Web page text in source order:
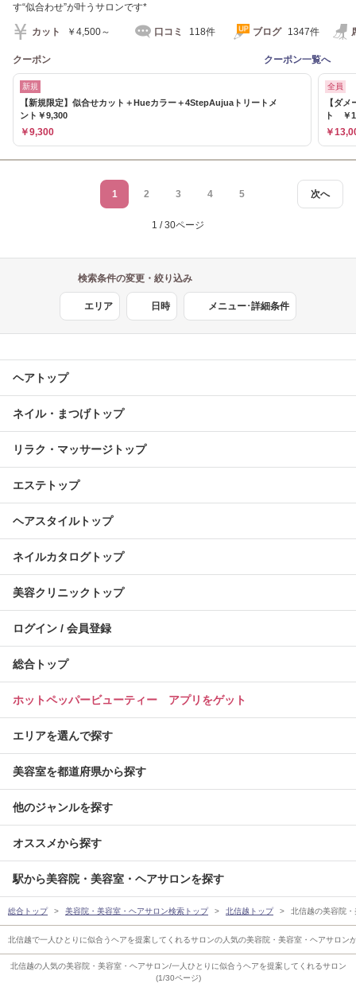
北信越の人気の美容院・美容室・ヘアサロン/一人ひとりに似合うヘアを提案してくれるサロン
(1/30ページ)
す“似合わせ”が叶うサロンです*
カット ￥4,500～ 口コミ 118件 ブログ 1347件
クーポン クーポン一覧へ
新規
【新規限定】似合せカット＋Hueカラー＋4StepAujuaトリートメ
ント￥9,300
￥9,300
全員
【ダ
ト ￥
￥
次へ
1 2 3 4 5
1 / 30ページ
検索条件の変更・絞り込み
エリア 日時 メニュー･詳細条件
ヘアトップ
ネイル・まつげトップ
リラク・マッサージトップ
エステトップ
ヘアスタイルトップ
ネイルカタログトップ
美容クリニックトップ
ログイン / 会員登録
総合トップ
ホットペッパービューティー アプリをゲット
エリアを選んで探す
美容室を都道府県から探す
他のジャンルを探す
オススメから探す
駅から美容院・美容室・ヘアサロンを探す
総合トップ 美容院・美容室・ヘアサロン検索トップ 北信越トップ 北信越の美容院
北信越で一人ひとりに似合うヘアを提案してくれるサロンの人気の美容院・美容室・ヘアサロ